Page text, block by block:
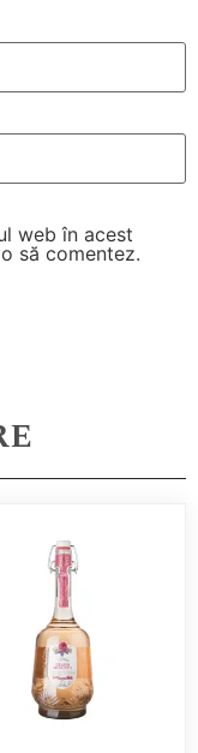
web în acest
să comentez.